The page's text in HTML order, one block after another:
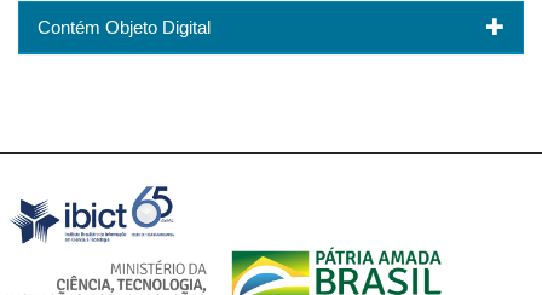
Contém Objeto Digital